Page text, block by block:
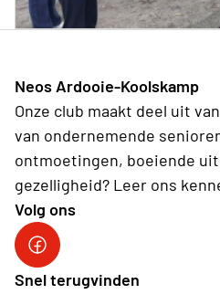
Neos Ardooie-Koolskamp
Onze club maakt deel uit
van ondernemende
ontmoetingen, boeiende
gezelligheid? Leer ons
Volg ons
Neos Ardooie-Koolskamp
Snel terugvinden